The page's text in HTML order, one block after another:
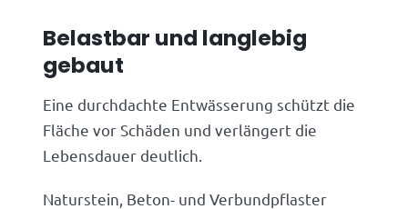
Belastbar und langlebig
gebaut
Eine durchdachte Entwässerung schützt die
Fläche vor Schäden und verlängert die
Lebensdauer deutlich.
Naturstein, Beton- und Verbundpflaster